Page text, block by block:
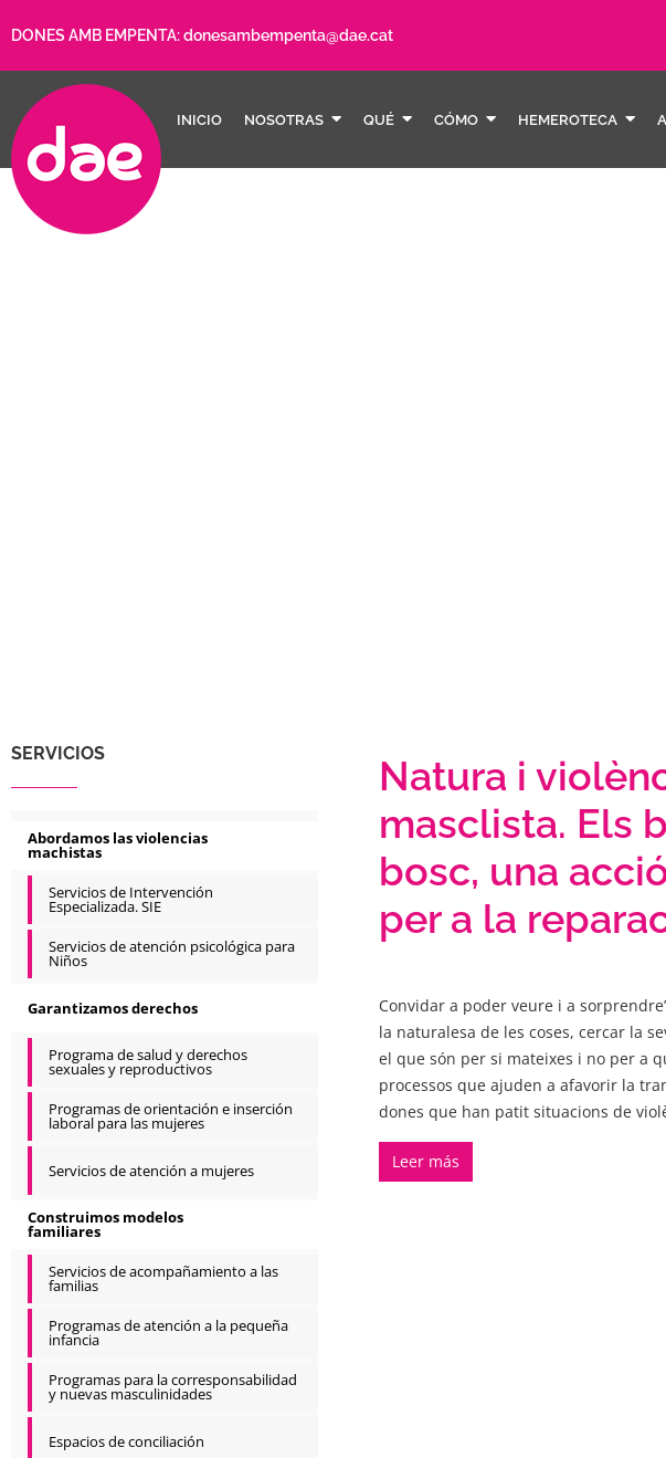
DONES AMB EMPENTA:donesambempenta@dae.cat
INICIO NOSOTRAS QUÉ CÓMO HEMEROTECA
SERVICIOS
Abordamos las violencias
machistas
Servicios de Intervención
Especializada. SIE
Servicios de atención psicológica para
Niños
Garantizamos derechos
Programa de salud y derechos
sexuales y reproductivos
Programas de orientación e inserción
laboral para las mujeres
Servicios de atención a mujeres
Construimos modelos
familiares
Servicios de acompañamiento a las
familias
Programas de atención a la pequeña
infancia
Programas para la corresponsabilidad
y nuevas masculinidades
Espacios de conciliación
Natura i
masclista. Els
bosc, una
per a la
Convidar a poder veure i a
la naturalesa de les coses, cercar la
el que són per si mateixes i no per a
processos que ajuden a afavorir la
dones que han patit situacions de
Leer más